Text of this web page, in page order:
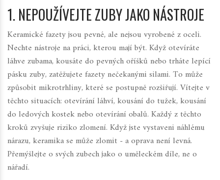
1. NEPOUŽÍVEJTE ZUBY JAKO NÁSTROJE
Keramické fazety jsou pevné, ale nejsou vyrobené z oceli.
Nechte nástroje na práci, kterou mají být. Když otevíráte
láhve zubama, kousáte do pevných oříšků nebo trháte lepící
pásku zuby, zatěžujete fazety nečekanými silami. To může
způsobit mikrotrhliny, které se postupně rozšiřují. Vítejte v
těchto situacích: otevírání láhví, kousání do tužek, kousání
do ledových kostek nebo otevírání obalů. Každý z těchto
kroků zvyšuje riziko zlomení. Když jste vystaveni náhlému
nárazu, keramika se může zlomit - a oprava není levná.
Přemýšlejte o svých zubech jako o uměleckém díle, ne o
nářadí.